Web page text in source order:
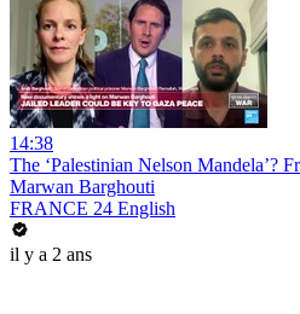
14:38
The ‘Palestinian Nelson Mandela’?
Marwan Barghouti
FRANCE 24 English
il y a 2 ans